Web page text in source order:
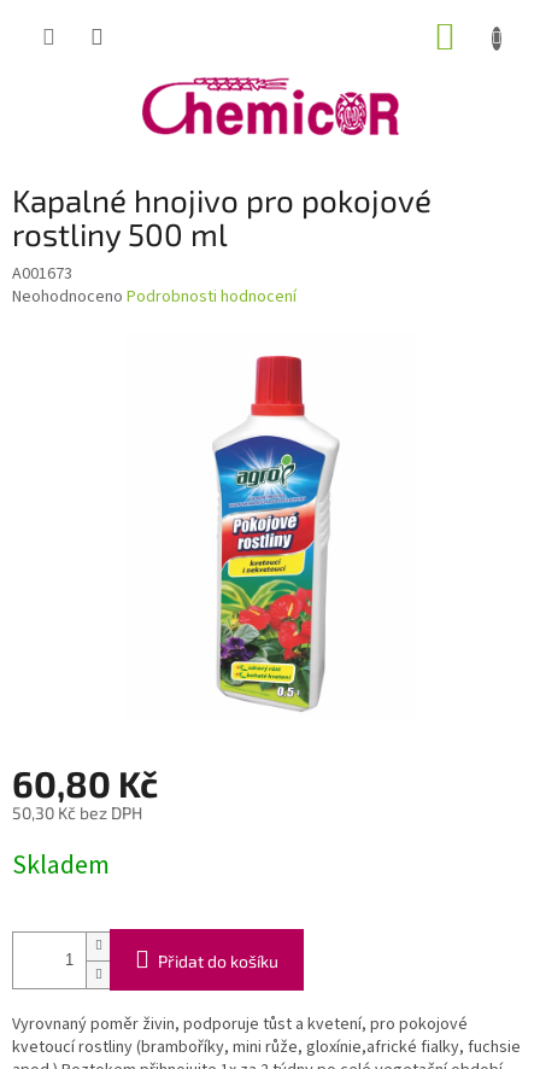
Kapalné hnojivo pro pokojové
rostliny 500 ml
A001673
Průměrné
Neohodnoceno Podrobnosti hodnocení
60,80 Kč
50,30 Kč bez DPH
cena:
Skladem
Přidat do košíku
Vyrovnaný poměr živin, podporuje tůst a kvetení, pro pokojové
kvetoucí rostliny (bramboříky, mini růže, gloxínie,africké fialky, fuchsie